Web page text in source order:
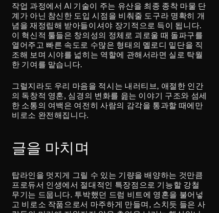
작업 과정에서 AI 기술이 주는 유산을 최종 종착 마물 단
계가 아닌 참신한 도입 시점을 비춰줄 도구라 명확히 개
념을 재정립해 받아들이셔야 장기적으로 득이 됩니다.
이 혁신적 툴들은 창의성의 정체로 괴로울 때 돌파구를
열어주고 빠른 속도로 수많은 형태의 멜로디 밑단을 직
조해 보며 시야를 넓히는 역할에 관해서라면 실로 탁월
한 기여를 맡습니다.
그럴지라도 우리 마음을 적시는 내러티브, 애절한 인간
의 독창적 영혼, 심경의 변화를 읊는 이야기 구조와 섬세
한 소통의 여백은 여전히 사람의 감각을 통과할 때에만
비로소 완전해집니다.
글을 마치며
탑라인을 멋지게 그릴 수 있는 기량을 배양하는 것만큼
프로듀서 인생에서 절대적인 특장점으로 기능할 강철
무기는 드뭅니다. 투박했던 드럼 비트에 영혼을 불어넣
고 비로소 작품으로서 마주하게 만들며, 스치듯 들은 사